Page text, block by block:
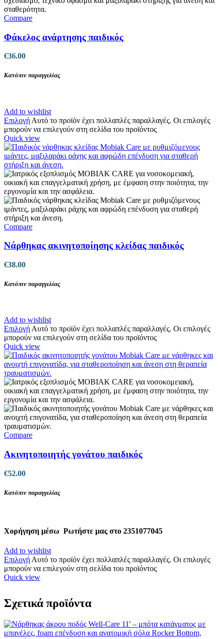
Compare
Φάκελος ανάρτησης παιδικός
€36.00
Κατόπιν παραγγελίας
Add to wishlist
Επιλογή Αυτό το προϊόν έχει πολλαπλές παραλλαγές. Οι επιλογές
μπορούν να επιλεγούν στη σελίδα του προϊόντος
Quick view
Compare
Νάρθηκας ακινητοποίησης κλείδας παιδικός
€38.00
Κατόπιν παραγγελίας
Add to wishlist
Επιλογή Αυτό το προϊόν έχει πολλαπλές παραλλαγές. Οι επιλογές
μπορούν να επιλεγούν στη σελίδα του προϊόντος
Quick view
Compare
Ακινητοποιητής γονάτου παιδικός
€52.00
Κατόπιν παραγγελίας
Χορήγηση μέσω Ρωτήστε μας στο 2351077045
Add to wishlist
Επιλογή Αυτό το προϊόν έχει πολλαπλές παραλλαγές. Οι επιλογές
μπορούν να επιλεγούν στη σελίδα του προϊόντος
Quick view
Σχετικά προϊόντα